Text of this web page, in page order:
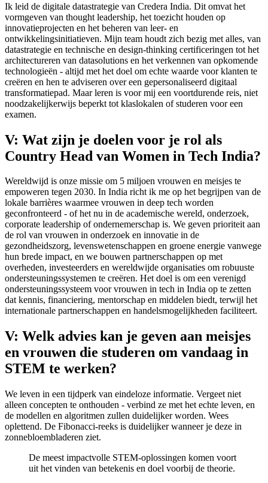
Ik leid de digitale datastrategie van Credera India. Dit omvat het
vormgeven van thought leadership, het toezicht houden op
innovatieprojecten en het beheren van leer- en
ontwikkelingsinitiatieven. Mijn team houdt zich bezig met alles, van
datastrategie en technische en design-thinking certificeringen tot het
architectureren van datasolutions en het verkennen van opkomende
technologieën - altijd met het doel om echte waarde voor klanten te
creëren en hen te adviseren over een gepersonaliseerd digitaal
transformatiepad. Maar leren is voor mij een voortdurende reis, niet
noodzakelijkerwijs beperkt tot klaslokalen of studeren voor een
examen.
V: Wat zijn je doelen voor je rol als
Country Head van Women in Tech India?
Wereldwijd is onze missie om 5 miljoen vrouwen en meisjes te
empoweren tegen 2030. In India richt ik me op het begrijpen van de
lokale barrières waarmee vrouwen in deep tech worden
geconfronteerd - of het nu in de academische wereld, onderzoek,
corporate leadership of ondernemerschap is. We geven prioriteit aan
de rol van vrouwen in onderzoek en innovatie in de
gezondheidszorg, levenswetenschappen en groene energie vanwege
hun brede impact, en we bouwen partnerschappen op met
overheden, investeerders en wereldwijde organisaties om robuuste
ondersteuningssystemen te creëren. Het doel is om een verenigd
ondersteuningssysteem voor vrouwen in tech in India op te zetten
dat kennis, financiering, mentorschap en middelen biedt, terwijl het
internationale partnerschappen en handelsmogelijkheden faciliteert.
V: Welk advies kan je geven aan meisjes
en vrouwen die studeren om vandaag in
STEM te werken?
We leven in een tijdperk van eindeloze informatie. Vergeet niet
alleen concepten te onthouden - verbind ze met het echte leven, en
de modellen en algoritmen zullen duidelijker worden. Wees
oplettend. De Fibonacci-reeks is duidelijker wanneer je deze in
zonnebloembladeren ziet.
De meest impactvolle STEM-oplossingen komen voort
uit het vinden van betekenis en doel voorbij de theorie.